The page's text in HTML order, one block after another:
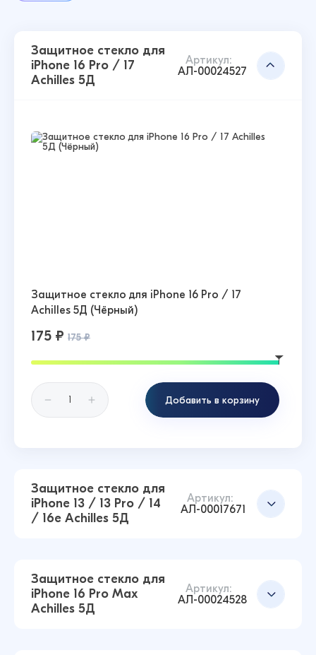
Защитное стекло для
iPhone 16 Pro / 17
Achilles 5Д
Артикул:
АЛ-00024527
Защитное стекло для iPhone 16 Pro / 17
Achilles 5Д (Чёрный)
175 ₽ 175 ₽
Добавить в корзину
Защитное стекло для
iPhone 13 / 13 Pro / 14
/ 16e Achilles 5Д
Артикул:
АЛ-00017671
Защитное стекло для
iPhone 16 Pro Max
Achilles 5Д
Артикул:
АЛ-00024528